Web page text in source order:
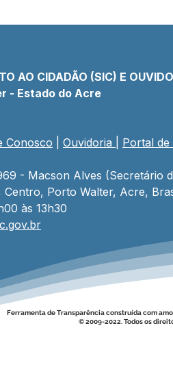
AO CIDADÃO (SIC) E
- Estado do Acre
Conosco Ouvidoria Portal de
- Macson Alves (Secretário
Centro, Porto Walter, Acre,
às 13h30
Ferramenta de Transparência construída com
© 2009-2022. Todos os